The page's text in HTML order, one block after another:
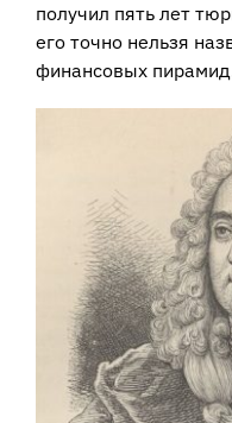
получил пять лет
его точно нельзя
финансовых